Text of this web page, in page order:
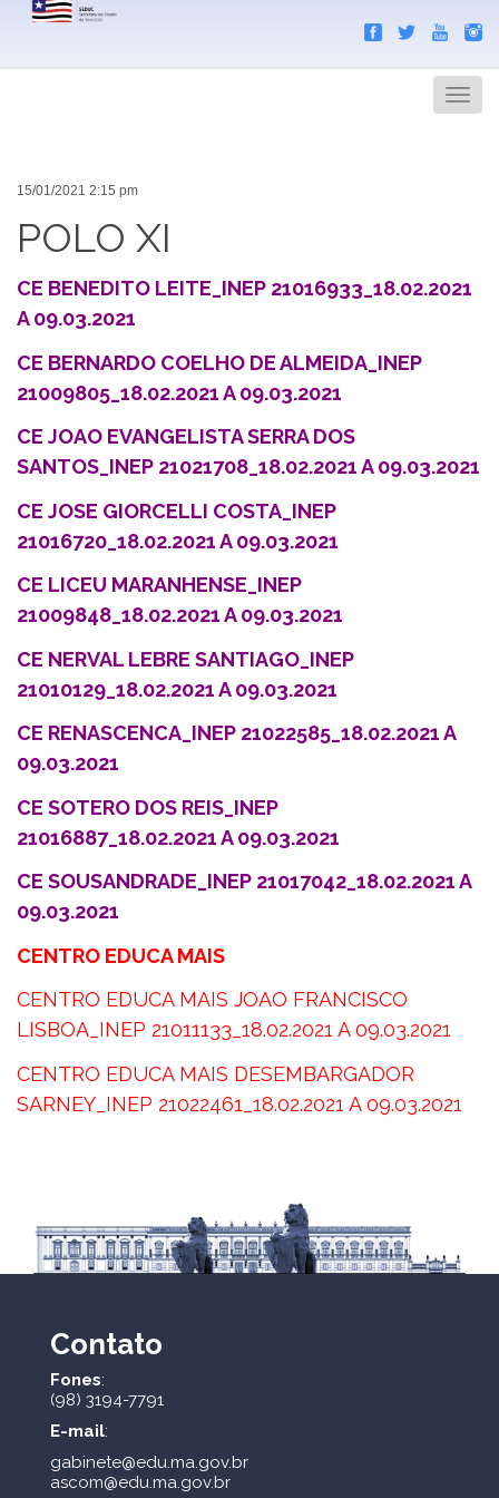
Menu
15/01/2021 2:15 pm
POLO XI
CE BENEDITO LEITE_INEP 21016933_18.02.2021
A 09.03.2021
CE BERNARDO COELHO DE ALMEIDA_INEP
21009805_18.02.2021 A 09.03.2021
CE JOAO EVANGELISTA SERRA DOS
SANTOS_INEP 21021708_18.02.2021 A 09.03.2021
CE JOSE GIORCELLI COSTA_INEP
21016720_18.02.2021 A 09.03.2021
CE LICEU MARANHENSE_INEP
21009848_18.02.2021 A 09.03.2021
CE NERVAL LEBRE SANTIAGO_INEP
21010129_18.02.2021 A 09.03.2021
CE RENASCENCA_INEP 21022585_18.02.2021 A
09.03.2021
CE SOTERO DOS REIS_INEP
21016887_18.02.2021 A 09.03.2021
CE SOUSANDRADE_INEP 21017042_18.02.2021 A
09.03.2021
CENTRO EDUCA MAIS
CENTRO EDUCA MAIS JOAO FRANCISCO
LISBOA_INEP 21011133_18.02.2021 A 09.03.2021
CENTRO EDUCA MAIS DESEMBARGADOR
SARNEY_INEP 21022461_18.02.2021 A 09.03.2021
Contato
Fones:
(98) 3194-7791
E-mail:
gabinete@edu.ma.gov.br
ascom@edu.ma.gov.br